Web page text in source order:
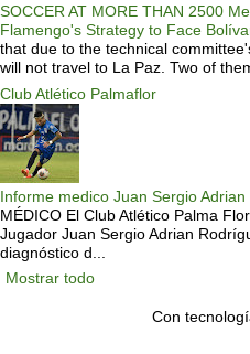
SOCCER AT MORE THAN 2500
Flamengo's Strategy to Face
that due to the technical
will not travel to La Paz. Two of
Club Atlético Palmaflor
Informe medico Juan Sergio
MÉDICO El Club Atlético Palma
Jugador Juan Sergio Adrian
diagnóstico d...
Mostrar todo
Con